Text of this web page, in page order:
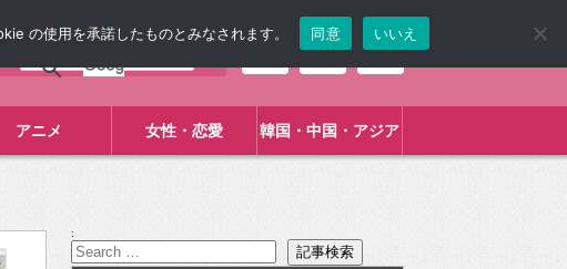
アニメ 女性・恋愛 韓国・中国・アジア
:
の使用を承諾したものとみなされます。 同意 いいえ